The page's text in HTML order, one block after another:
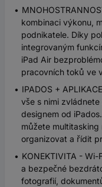
kombinaci výkonu,
podnikatele. Díky
integrovaným
iPad Air
pracovních toků ve
IPADOS +
vše s nimi
designem od
můžete multitasking
organizovat a řídit
KONEKTIVITA -
a bezpečné
fotografií,